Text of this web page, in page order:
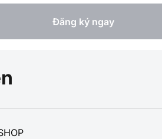
Đăng ký ngay